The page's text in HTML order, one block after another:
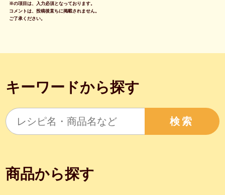
※の項目は、入力必須となっております。
コメントは、投稿後直ちに掲載されません。
ご了承ください。
キーワードから探す
検索
商品から探す